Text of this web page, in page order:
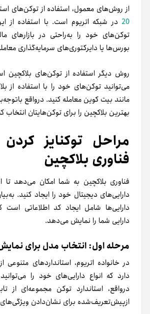
از روش‌های معمول، استفاده از توکن‌های
20 در شبکه اتریوم است. با استفاده از
توکن‌های خود را به‌راحتی در بازارهای
بورس‌ها یا دایرکتوری‌های سرمایه‌گذاری
روش دیگر استفاده از توکن‌های
می‌توانید توکن‌های خود را با استفاده از
مانند بیت کوین معامله کنید. در‌واقع
بهترین بلاکچین را برای توکن‌هایتان انتخاب
مراحل توکنایز
فناوری بلاکچین
فناوری بلاکچین به شما امکان می‌دهد تا
دارایی‌های دیجیتال خود را ایجاد کنید.
دارایی‌ها شامل ایجاد کد اطلاعاتی
دارایی شما را نمایش می‌دهد.
مرحله اول: انتخاب مدل برای
در خانواده اتریوم، استانداردهای
دارد که انواع دارایی‌های خود را
در‌واقع، استاندارد توکن مجموعه‌ای از
از‌پیش‌تعریف‌شده برای نشان‌دادن